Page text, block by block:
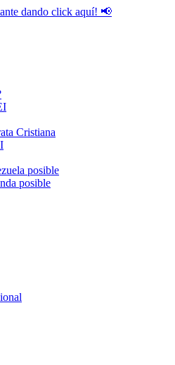
dando click aquí! 📢
Cristiana
posible
posible